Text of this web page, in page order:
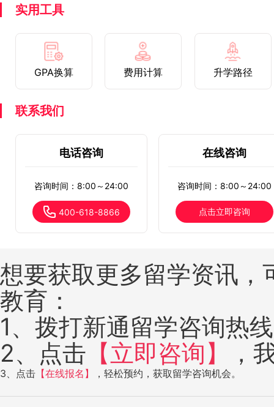
实用工具
GPA换算 费用计算 升学路径
联系我们
电话咨询
咨询时间：8:00～24:00
400-618-8866
在线咨询
咨询时间：8:00～24:00
点击立即咨询
想要获取更多留学资讯
教育：
1、拨打新通留学咨询热
2、点击 【立即咨询】 ，
3、点击 【在线报名】 ，轻松预约，获取留学咨询机会。